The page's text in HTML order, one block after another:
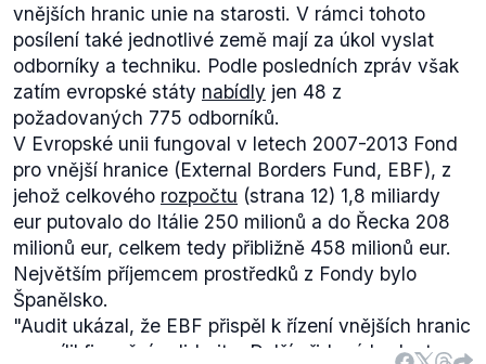
vnějších hranic unie na starosti. V rámci tohoto
posílení také jednotlivé země mají za úkol vyslat
odborníky a techniku. Podle posledních zpráv však
zatím evropské státy nabídly jen 48 z
požadovaných 775 odborníků.
V Evropské unii fungoval v letech 2007-2013 Fond
pro vnější hranice (External Borders Fund, EBF), z
jehož celkového rozpočtu (strana 12) 1,8 miliardy
eur putovalo do Itálie 250 milionů a do Řecka 208
milionů eur, celkem tedy přibližně 458 milionů eur.
Největším příjemcem prostředků z Fondy bylo
Španělsko.
"Audit ukázal, že EBF přispěl k řízení vnějších hranic
a posílil finanční solidaritu. Další přidaná hodnota